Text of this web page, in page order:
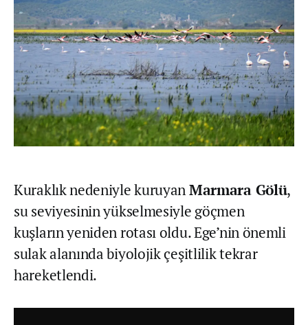
Kuraklık nedeniyle kuruyan Marmara Gölü,
su seviyesinin yükselmesiyle göçmen
kuşların yeniden rotası oldu. Ege’nin önemli
sulak alanında biyolojik çeşitlilik tekrar
hareketlendi.